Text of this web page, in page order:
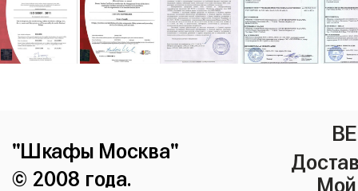
"Шкафы Москва"
© 2008 года.